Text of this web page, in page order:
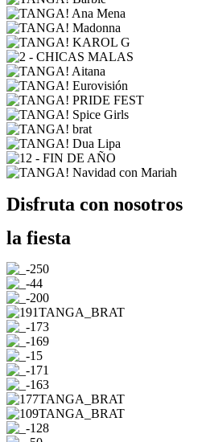
Disfruta con nosotros
la fiesta